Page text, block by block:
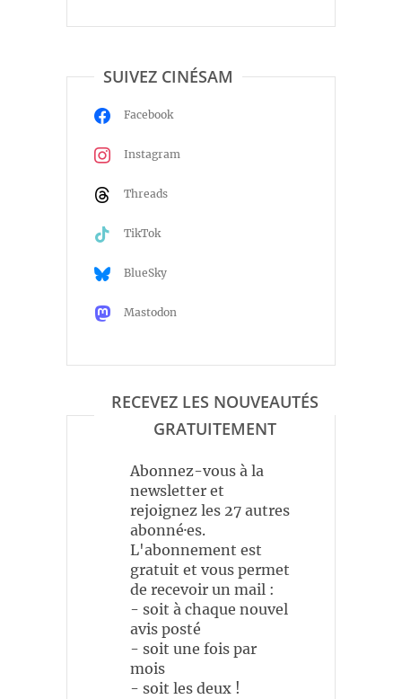
SUIVEZ CINÉSAM
Facebook
Instagram
Threads
TikTok
BlueSky
Mastodon
RECEVEZ LES NOUVEAUTÉS
GRATUITEMENT
Abonnez-vous à la
newsletter et
rejoignez les 27 autres
abonné·es.
L'abonnement est
gratuit et vous permet
de recevoir un mail :
- soit à chaque nouvel
avis posté
- soit une fois par
mois
- soit les deux !